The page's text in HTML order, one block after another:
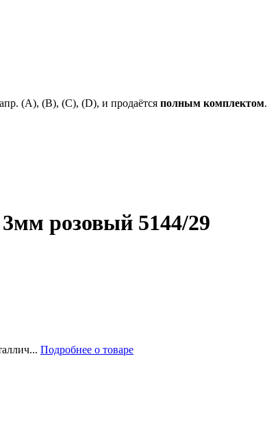
(А), (B), (С), (D), и продаётся полным комплектом.
розовый 5144/29
Подробнее о товаре